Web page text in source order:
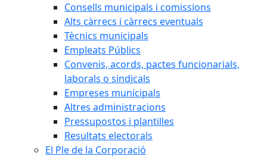
Consells municipals i comissions
Alts càrrecs i càrrecs eventuals
Tècnics municipals
Empleats Públics
Convenis, acords, pactes funcionarials,
laborals o sindicals
Empreses municipals
Altres administracions
Pressupostos i plantilles
Resultats electorals
El Ple de la Corporació